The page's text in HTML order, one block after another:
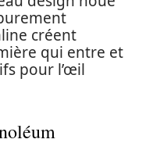
créent
qui entre et
pour l’œil